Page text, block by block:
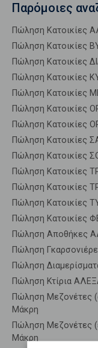
Παρόμοιες
Πώληση Κατοικίες
Πώληση Κατοικίες
Πώληση Κατοικίες
Πώληση Κατοικίες
Πώληση Κατοικίες
Πώληση Κατοικίες
Πώληση Κατοικίες
Πώληση Κατοικίες
Πώληση Κατοικίες
Πώληση Κατοικίες
Πώληση Κατοικίες
Πώληση Κατοικίες
Πώληση Κατοικίες
Πώληση Αποθήκες
Πώληση
Πώληση
Πώληση Κτίρια
Πώληση Μεζονέτες
Μάκρη
Πώληση
Μάκρη